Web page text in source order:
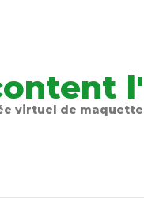
virtuel de